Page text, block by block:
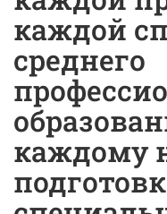
каждой
среднего
каждому